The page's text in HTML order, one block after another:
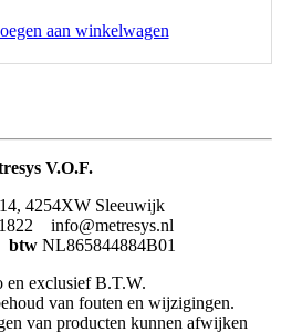
aan winkelwagen
V.O.F.
4254XW Sleeuwijk
info@metresys.nl
btw NL865844884B01
en exclusief B.T.W.
van fouten en wijzigingen.
van producten kunnen afwijken